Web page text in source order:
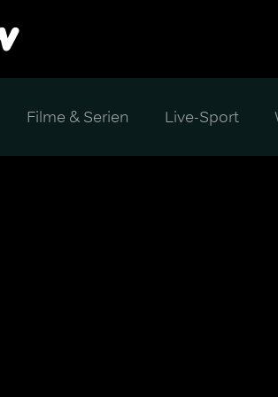
Filme & Serien Live-Sport